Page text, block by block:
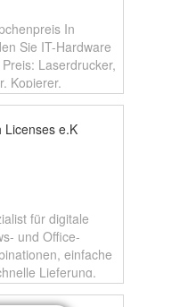
In
Sie IT-Hardware
Laserdrucker,
Kopierer,
haben
für digitale
und Office-
einfache
Lieferung.